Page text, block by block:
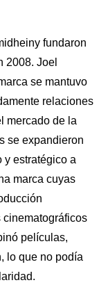
fundaron
2008. Joel
se mantuvo
relaciones
mercado de la
se expandieron
y estratégico a
marca cuyas
películas,
lo que no podía